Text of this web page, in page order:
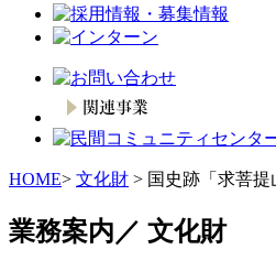
HOME> 文化財 > 国史跡「求菩提
業務案内／ 文化財